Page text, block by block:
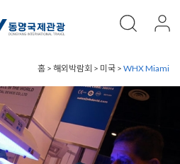
홈 > 해외박람회 > 미국 > WHX Miami